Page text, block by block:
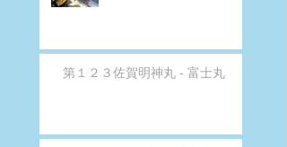
第１２３佐賀明神丸 - 富士丸